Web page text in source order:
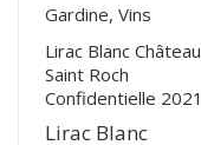
Gardine, Vins
Lirac Blanc Château
Saint Roch
Confidentielle 2021
Lirac Blanc